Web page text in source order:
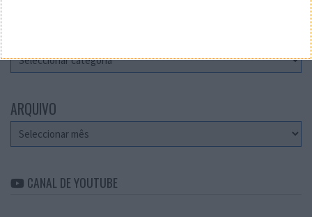
ARQUIVO
Arquivo
CANAL DE YOUTUBE